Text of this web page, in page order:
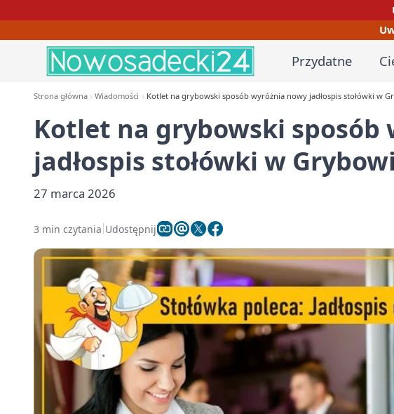
Przydatne
Strona główna Wiadomości Kotlet na grybowski sposób wyróżnia nowy jadłospis stołówki w
Kotlet na grybowski sposób
jadłospis stołówki w
27 marca 2026
3 min czytania Udostępnij